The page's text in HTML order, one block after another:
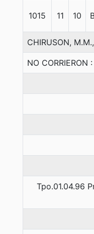
1015 11 10
CHIRUSON,
NO CORRIERON
Tpo.01.04.96